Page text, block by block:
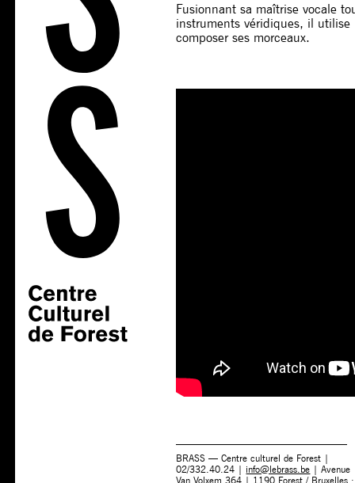
Fusionnant sa maîtrise vocale
instruments véridiques, il utilise
composer ses morceaux.
BRASS — Centre culturel de Forest |
02/332.40.24 | info@lebrass.be | Avenue
Van Volxem 364 | 1190 Forest / Bruxelles ·